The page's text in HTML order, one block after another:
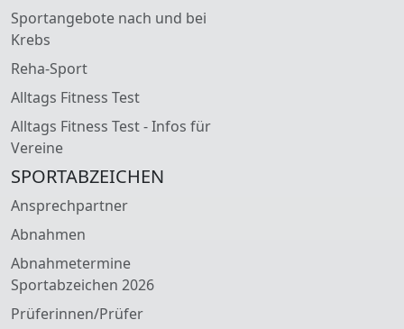
Sportangebote nach und bei
Krebs
Reha-Sport
Alltags Fitness Test
Alltags Fitness Test - Infos für
Vereine
SPORTABZEICHEN
Ansprechpartner
Abnahmen
Abnahmetermine
Sportabzeichen 2026
Prüferinnen/Prüfer